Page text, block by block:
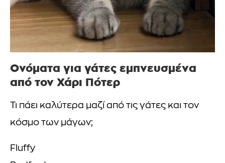
Ονόματα για γάτες εμπνευσμένα
από τον Χάρι Πότερ
Τι πάει καλύτερα μαζί από τις γάτες και τον
κόσμο των μάγων;
Fluffy